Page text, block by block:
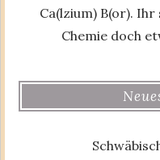
Ca(lzium) B(or). Ihr
Chemie doch